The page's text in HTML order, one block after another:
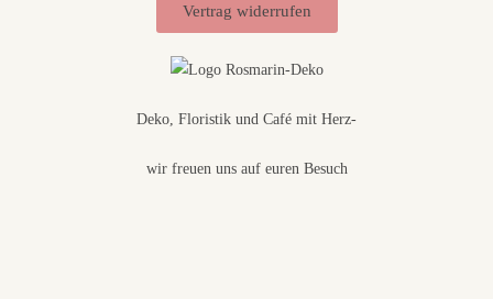
Vertrag widerrufen
Deko, Floristik und Café mit Herz-
wir freuen uns auf euren Besuch